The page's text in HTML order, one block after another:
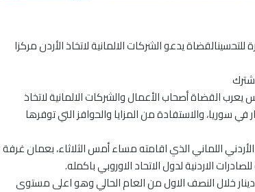
للتحسينالقضاة يدعو الشركات الالمانية لاتخاذ الأردن مركزا
القضاة أصحاب الأعمال والشركات الالمانية لاتخاذ
في سوريا، والاستفادة من المزايا والحوافز التي توفرها
اللماني الذي اقامته مساء أمس الثلاثاء، بعمان غرفة
الاردنية لدول الاتحاد الاوروبي باكمله.
الاردنية الى سوريا تجاوزت 250 مليون دينار خلال النصف الاول من العام الحالي وهو اعلى مستوى